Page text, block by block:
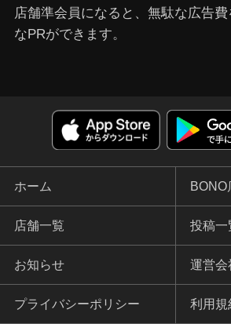
店舗準会員になると、無駄な広告
なPRができます。
ホーム BONO
店舗一覧 投稿一
お知らせ 運営会
プライバシーポリシー 利用規